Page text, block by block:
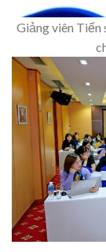
Giảng viên Tiến